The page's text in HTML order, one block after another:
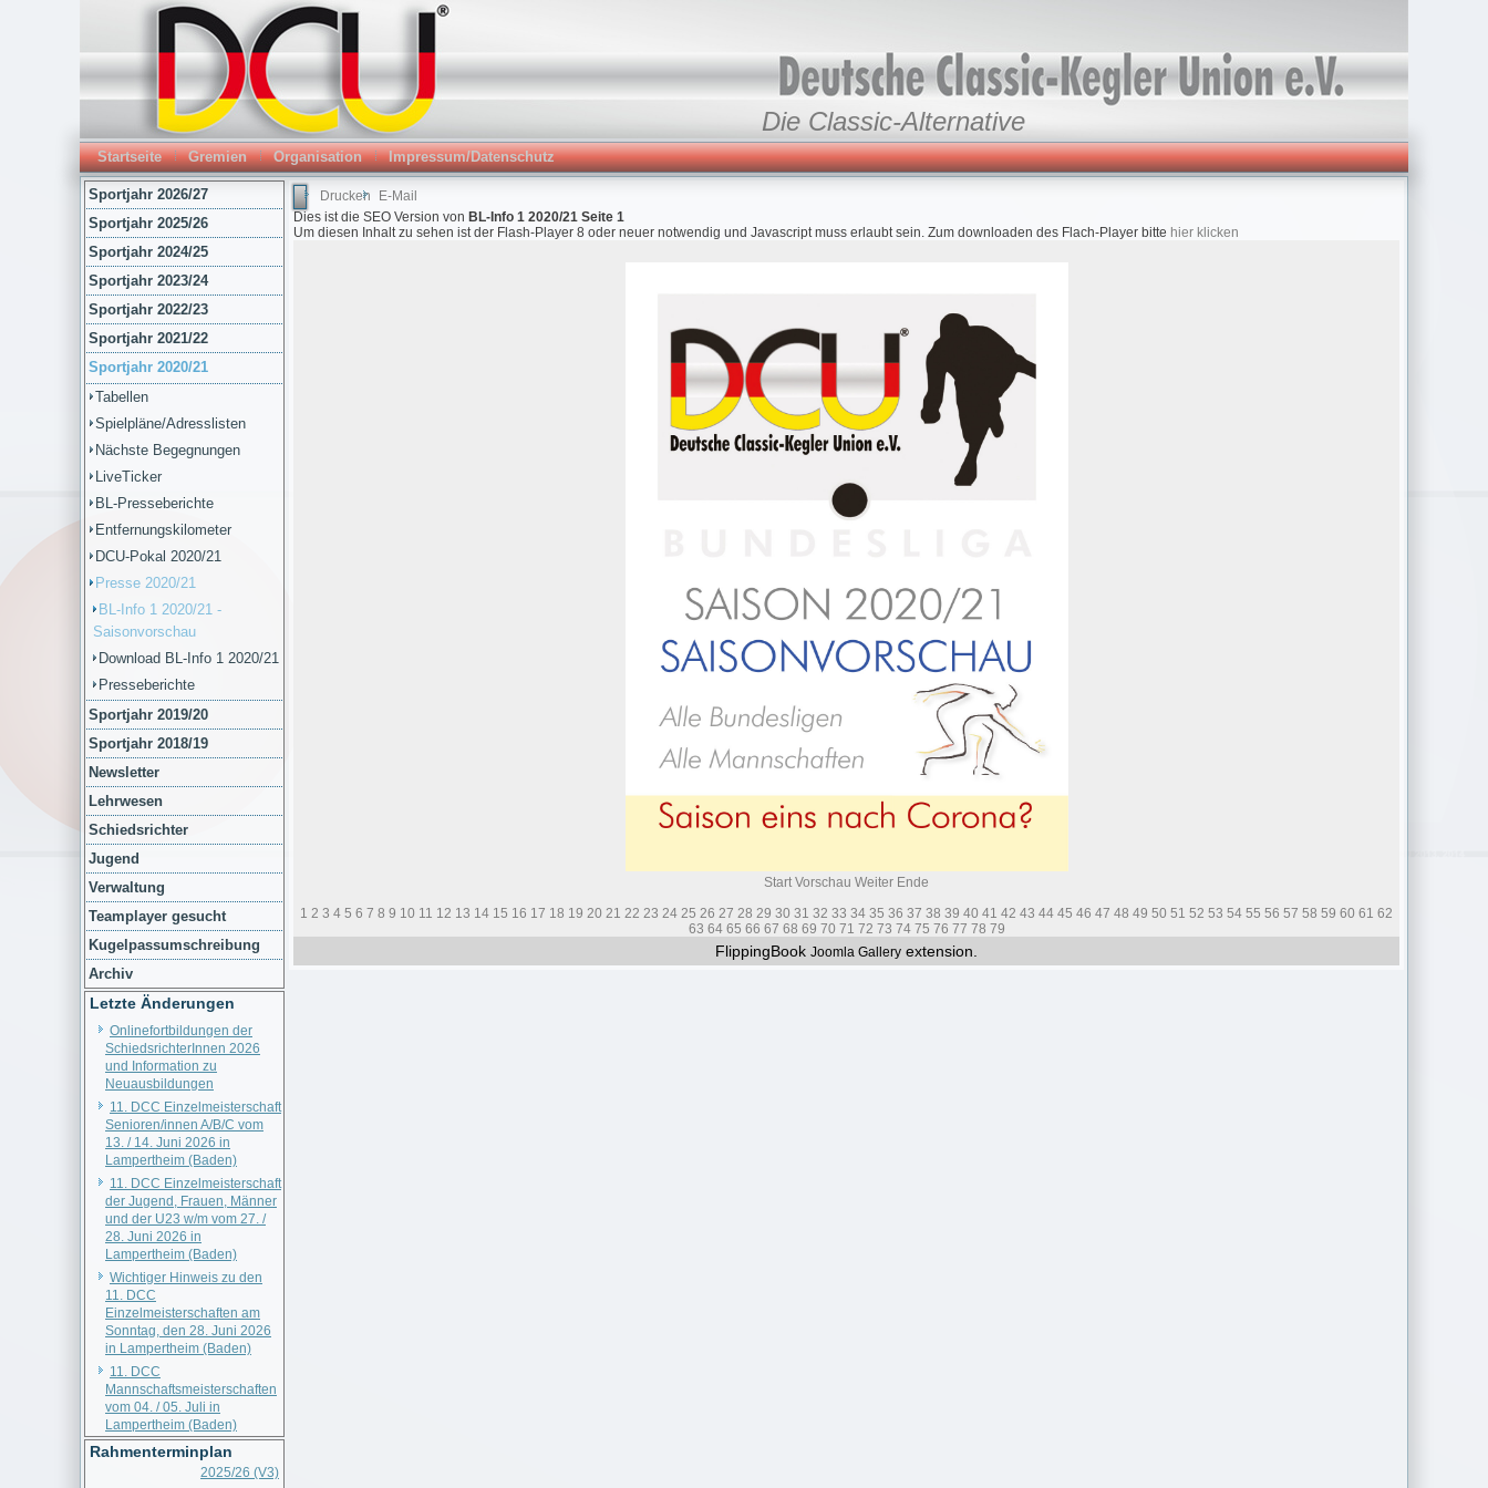
Die Classic-Alternative
Startseite Gremien Organisation Impressum/Datenschutz
Sportjahr 2026/27
Sportjahr 2025/26
Sportjahr 2024/25
Sportjahr 2023/24
Sportjahr 2022/23
Sportjahr 2021/22
Sportjahr 2020/21
Tabellen
Spielpläne/Adresslisten
Nächste Begegnungen
LiveTicker
BL-Presseberichte
Entfernungskilometer
DCU-Pokal 2020/21
Presse 2020/21
BL-Info 1 2020/21 -
Saisonvorschau
Download BL-Info 1 2020/21
Presseberichte
Sportjahr 2019/20
Sportjahr 2018/19
Newsletter
Lehrwesen
Schiedsrichter
Jugend
Verwaltung
Teamplayer gesucht
Kugelpassumschreibung
Archiv
Letzte Änderungen
Onlinefortbildungen der
SchiedsrichterInnen 2026
und Information zu
Neuausbildungen
11. DCC Einzelmeisterschaft
Senioren/innen A/B/C vom
13. / 14. Juni 2026 in
Lampertheim (Baden)
11. DCC Einzelmeisterschaft
der Jugend, Frauen, Männer
und der U23 w/m vom 27. /
28. Juni 2026 in
Lampertheim (Baden)
Wichtiger Hinweis zu den
11. DCC
Einzelmeisterschaften am
Sonntag, den 28. Juni 2026
in Lampertheim (Baden)
11. DCC
Mannschaftsmeisterschaften
vom 04. / 05. Juli in
Lampertheim (Baden)
Rahmenterminplan
2025/26 (V3)
Drucken
E-Mail
Dies ist die SEO Version von BL-Info 1 2020/21 Seite 1
Um diesen Inhalt zu sehen ist der Flash-Player 8 oder neuer notwendig und Javascript muss erlaubt sein. Zum downloaden des Flach-Player bitte hier klicken
Start Vorschau Weiter Ende
1 2 3 4 5 6 7 8 9 10 11 12 13 14 15 16 17 18 19 20 21 22 23 24 25 26 27 28 29 30 31 32 33 34 35 36 37 38 39 40 41 42 43 44 45 46 47 48 49 50 51 52 53 54 55 56 57 58 59 60 61 62
63 64 65 66 67 68 69 70 71 72 73 74 75 76 77 78 79
FlippingBook Joomla Gallery extension.